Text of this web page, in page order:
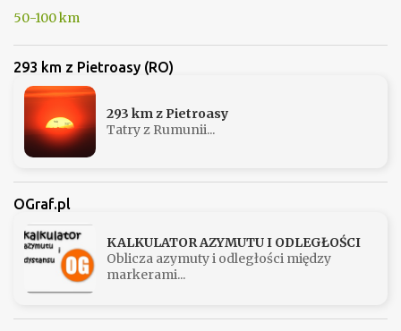
50-100 km
293 km z Pietroasy (RO)
293 km z Pietroasy
Tatry z Rumunii...
OGraf.pl
KALKULATOR AZYMUTU I ODLEGŁOŚCI
Oblicza azymuty i odległości między
markerami...